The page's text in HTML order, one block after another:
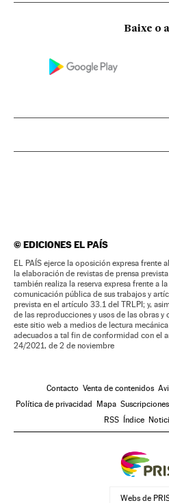
Baixe o
©EDICIONES EL PAÍS
EL PAÍS ejerce la oposición expresa frente
la elaboración de revistas de prensa
también realiza la reserva expresa frente a
comunicación pública de sus trabajos y
prevista en el artículo 33.1 del TRLPI; y,
de las reproducciones y usos de las obras
este sitio web a medios de lectura
adecuados a tal fin de conformidad con el
24/2021, de 2 de noviembre
Contacto Venta de contenidos
Política de privacidad Mapa
RSS Índice
Webs de